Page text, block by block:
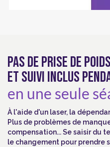
PAS DE PRISE DE
ET SUIVI INCLUS
en une seule
À l'aide d'un laser, la
Plus de problèmes de
compensation... Se saisir du
le changement pour prendre